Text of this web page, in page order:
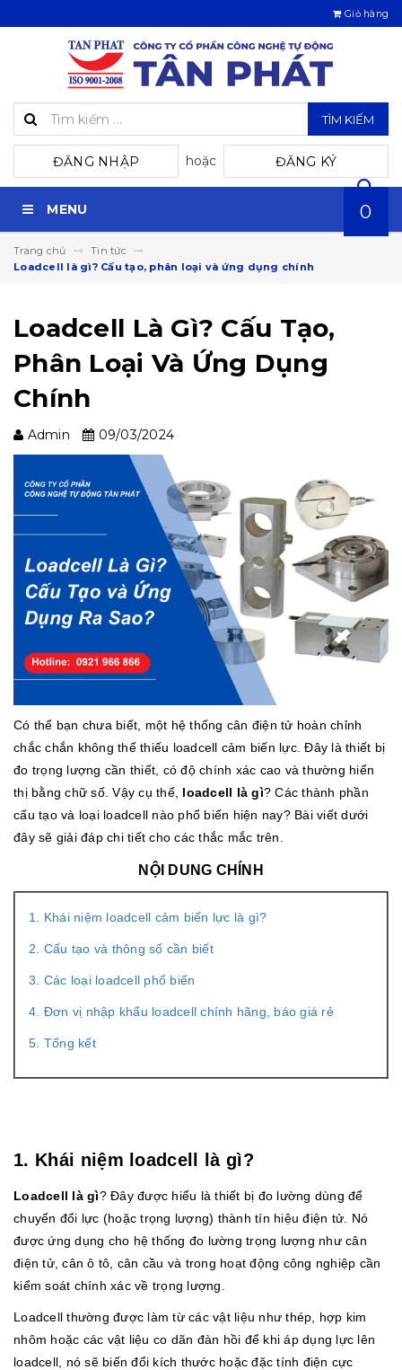
Giỏ hàng
TÌM KIẾM
ĐĂNG NHẬP hoặc ĐĂNG KÝ
MENU 0
Trang chủ
Tin tức
Loadcell là gì? Cấu tạo, phân loại và ứng dụng chính
Loadcell Là Gì? Cấu Tạo,
Phân Loại Và Ứng Dụng
Chính
Admin 09/03/2024
Có thể bạn chưa biết, một hệ thống cân điện tử hoàn chỉnh
chắc chắn không thể thiếu loadcell cảm biến lực. Đây là thiết bị
đo trọng lượng cần thiết, có độ chính xác cao và thường hiển
thị bằng chữ số. Vậy cụ thể, loadcell là gì? Các thành phần
cấu tạo và loại loadcell nào phổ biến hiện nay? Bài viết dưới
đây sẽ giải đáp chi tiết cho các thắc mắc trên.
NỘI DUNG CHÍNH
1. Khái niệm loadcell cảm biến lực là gì?
2. Cấu tạo và thông số cần biết
3. Các loại loadcell phổ biến
4. Đơn vị nhập khẩu loadcell chính hãng, báo giá rẻ
5. Tổng kết
1. Khái niệm loadcell là gì?
Loadcell là gì? Đây được hiểu là thiết bị đo lường dùng để
chuyển đổi lực (hoặc trọng lượng) thành tín hiệu điện tử. Nó
được ứng dụng cho hệ thống đo lường trọng lượng như cân
điện tử, cân ô tô, cân cầu và trong hoạt động công nghiệp cần
kiểm soát chính xác về trọng lượng.
Loadcell thường được làm từ các vật liệu như thép, hợp kim
nhôm hoặc các vật liệu co dãn đàn hồi để khi áp dụng lực lên
loadcell, nó sẽ biến đổi kích thước hoặc đặc tính điện cực